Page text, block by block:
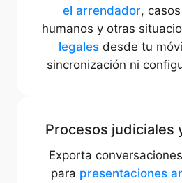
el arrendador,
humanos y otras
legales desde tu
sincronización ni
Procesos judiciales
Exporta
para presentaciones